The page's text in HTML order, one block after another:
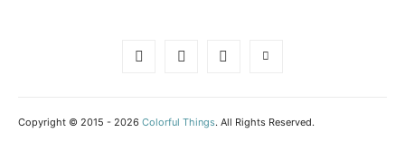
Copyright © 2015 - 2026 Colorful Things. All Rights Reserved.